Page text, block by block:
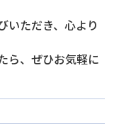
いただき、心より
ら、ぜひお気軽に